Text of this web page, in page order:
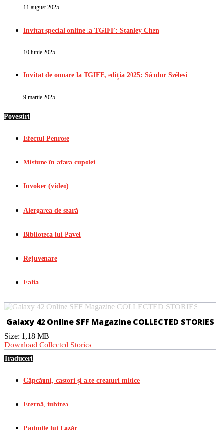
11 august 2025
Invitat special online la TGIFF: Stanley Chen
10 iunie 2025
Invitat de onoare la TGIFF, ediția 2025: Sándor Szélesi
9 martie 2025
Povestiri
Efectul Penrose
Misiune în afara cupolei
Invoker (video)
Alergarea de seară
Biblioteca lui Pavel
Rejuvenare
Falia
Galaxy 42 Online SFF Magazine COLLECTED STORIES
Size: 1,18 MB
Download Collected Stories
Traduceri
Căpcăuni, castori și alte creaturi mitice
Eternă, iubirea
Patimile lui Lazăr